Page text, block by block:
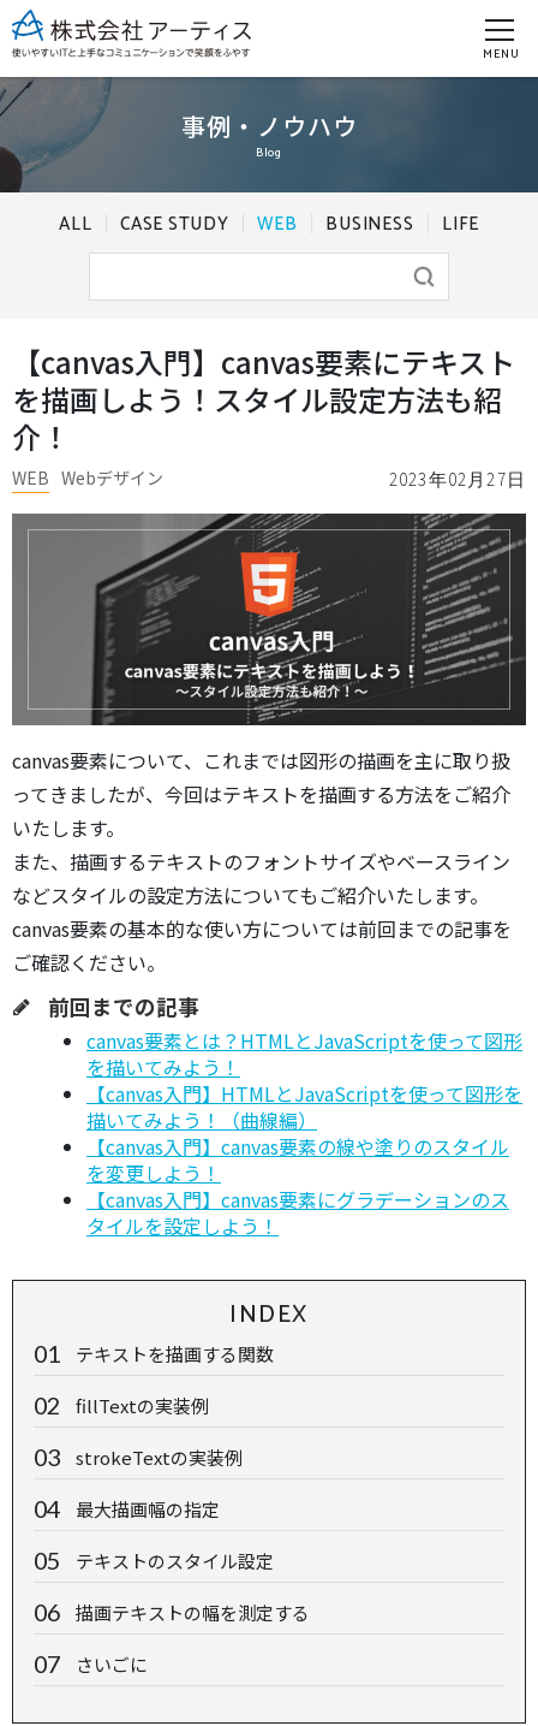
MENU
事例・ノウハウ
Blog
ALL CASE STUDY WEB BUSINESS LIFE
【canvas入門】canvas要素にテキスト
を描画しよう！スタイル設定方法も紹
介！
2023年02月27日
WEB Webデザイン
canvas要素について、これまでは図形の描画を主に取り扱
ってきましたが、今回はテキストを描画する方法をご紹介
いたします。
また、描画するテキストのフォントサイズやベースライン
などスタイルの設定方法についてもご紹介いたします。
canvas要素の基本的な使い方については前回までの記事を
ご確認ください。
前回までの記事
canvas要素とは？HTMLとJavaScriptを使って図形
を描いてみよう！
【canvas入門】HTMLとJavaScriptを使って図形を
描いてみよう！（曲線編）
【canvas入門】canvas要素の線や塗りのスタイル
を変更しよう！
【canvas入門】canvas要素にグラデーションのス
タイルを設定しよう！
INDEX
テキストを描画する関数
fillTextの実装例
strokeTextの実装例
最大描画幅の指定
テキストのスタイル設定
描画テキストの幅を測定する
さいごに